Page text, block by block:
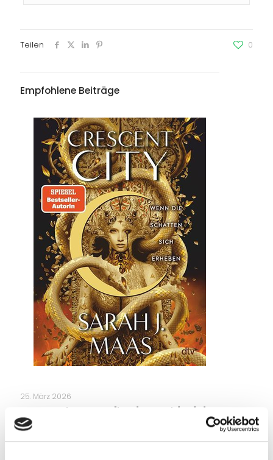
Teilen 0
Empfohlene Beiträge
25. März 2026
Crescent City – Wenn die Schatten sich erheben
Weiterlesen